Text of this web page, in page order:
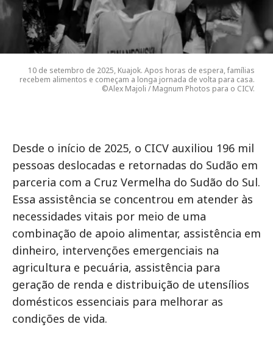
10 de setembro de 2025, Kuajok. Apos horas de espera, famílias
recebem alimentos e começam a longa jornada de volta para casa.
©Alex Majoli / Magnum Photos para o CICV.
Desde o início de 2025, o CICV auxiliou 196 mil
pessoas deslocadas e retornadas do Sudão em
parceria com a Cruz Vermelha do Sudão do Sul.
Essa assistência se concentrou em atender às
necessidades vitais por meio de uma
combinação de apoio alimentar, assistência em
dinheiro, intervenções emergenciais na
agricultura e pecuária, assistência para
geração de renda e distribuição de utensílios
domésticos essenciais para melhorar as
condições de vida.